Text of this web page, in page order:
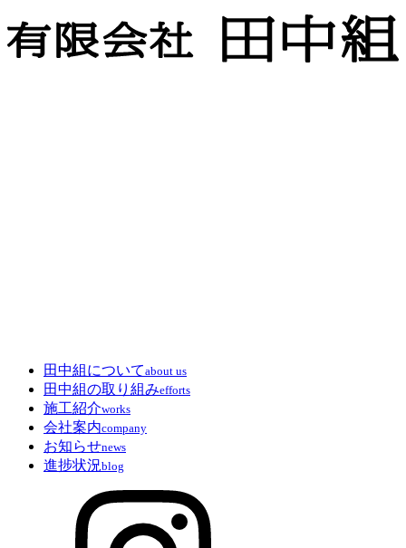
田中組についてabout us
田中組の取り組みefforts
施工紹介works
会社案内company
お知らせnews
進捗状況blog